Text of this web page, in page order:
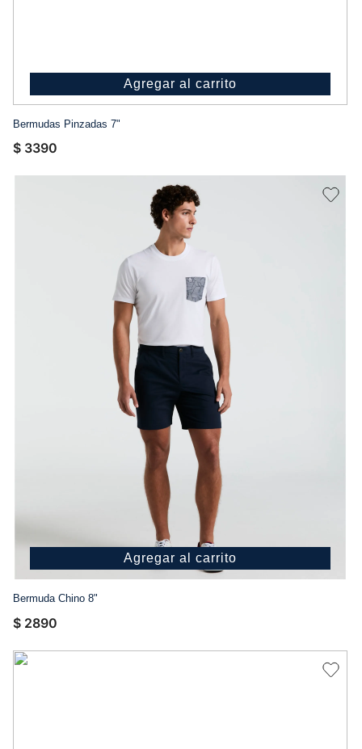
Agregar al carrito
Bermudas Pinzadas 7"
$ 3390
Agregar al carrito
Bermuda Chino 8"
$ 2890